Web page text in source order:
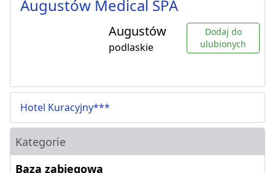
Augustów Medical SPA
Augustów
podlaskie
Dodaj do
ulubionych
Hotel Kuracyjny***
Kategorie
Baza zabiegowa